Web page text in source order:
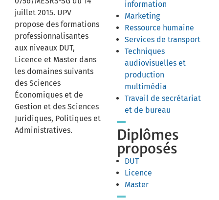
juillet 2015. UPV
propose des formations
professionnalisantes
aux niveaux DUT,
Licence et Master dans
les domaines suivants
des Sciences
Économiques et de
Gestion et des Sciences
Juridiques, Politiques et
Administratives.
information
Marketing
Ressource humaine
Services de transport
Techniques
audiovisuelles et
production
multimédia
Travail de secrétariat
et de bureau
Diplômes
proposés
DUT
Licence
Master